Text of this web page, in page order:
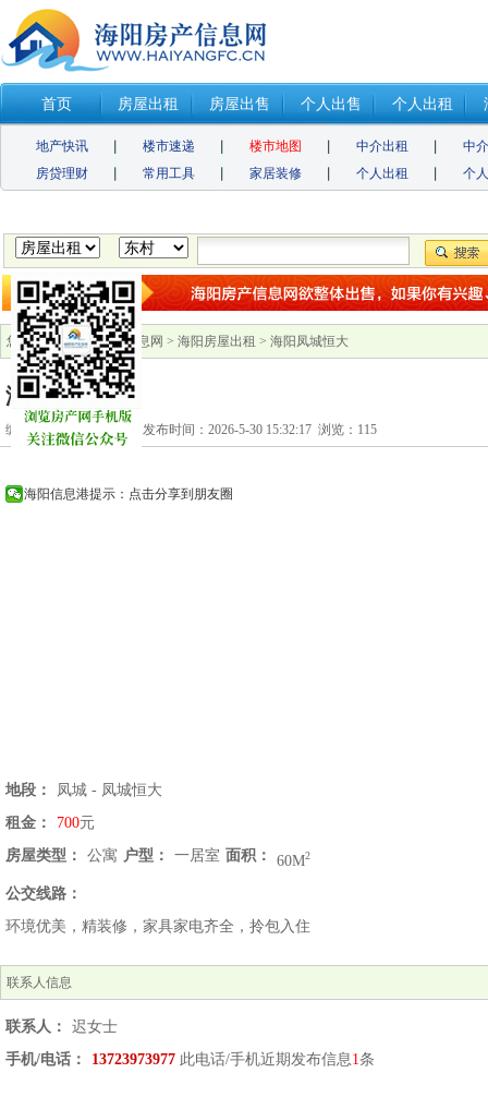
首页 房屋出租 房屋出售 个人出售 个人出租
地产快讯 楼市速递 楼市地图 中介出租
中
房贷理财
常用工具 家居装修 个人出租 个
您的位置：海阳房产信息网 > 海阳房屋出租 > 海阳凤城恒大
海阳凤城恒大
编号：12026530115491 发布时间：2026-5-30 15:32:17 浏览： 115
海阳信息港提示：点击分享到朋友圈
地段：
凤城 - 凤城恒大
租金：
700元
房屋类型：
公寓 户型： 一居室 面积： 60M2
公交线路：
环境优美，精装修，家具家电齐全，拎包入住
联系人信息
联系人：
迟女士
手机/电话：
13723973977 此电话/手机近期发布信息 1条